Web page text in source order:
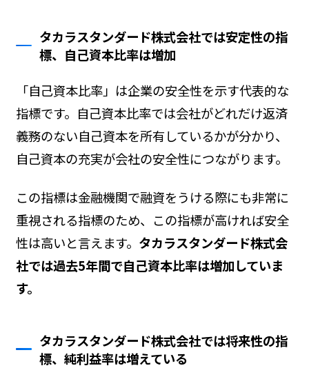
タカラスタンダード株式会社では安定性の指
標、自己資本比率は増加
「自己資本比率」は企業の安全性を示す代表的な
指標です。自己資本比率では会社がどれだけ返済
義務のない自己資本を所有しているかが分かり、
自己資本の充実が会社の安全性につながります。
この指標は金融機関で融資をうける際にも非常に
重視される指標のため、この指標が高ければ安全
性は高いと言えます。 タカラスタンダード株式会
社では過去5年間で自己資本比率は増加していま
す。
タカラスタンダード株式会社では将来性の指
標、純利益率は増えている